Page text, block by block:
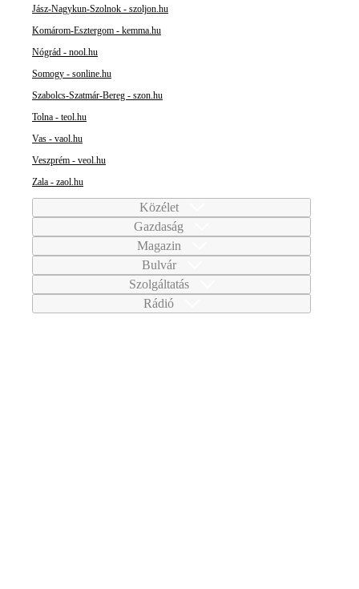
Jász-Nagykun-Szolnok - szoljon.hu
Komárom-Esztergom - kemma.hu
Nógrád - nool.hu
Somogy - sonline.hu
Szabolcs-Szatmár-Bereg - szon.hu
Tolna - teol.hu
Vas - vaol.hu
Veszprém - veol.hu
Zala - zaol.hu
Közélet
Gazdaság
Magazin
Bulvár
Szolgáltatás
Rádió